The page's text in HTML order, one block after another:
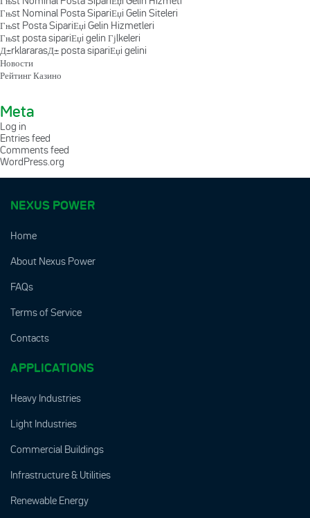
Гњst Nominal Posta SipariЕџi Gelin Siteleri
Гњst Posta SipariЕџi Gelin Hizmetleri
Гњst posta sipariЕџi gelin Гјlkeleri
Д±rklararasД± posta sipariЕџi gelini
Новости
Рейтинг Казино
Meta
Log in
Entries feed
Comments feed
WordPress.org
NEXUS POWER
Home
About Nexus Power
FAQs
Terms of Service
Contacts
APPLICATIONS
Heavy Industries
Light Industries
Commercial Buildings
Infrastructure & Utilities
Renewable Energy